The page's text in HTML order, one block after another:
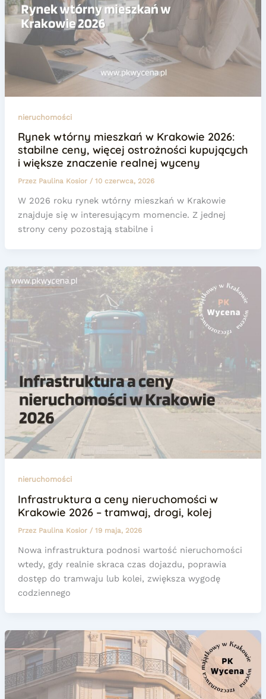
nieruchomości
Rynek wtórny mieszkań w Krakowie 2026:
stabilne ceny, więcej ostrożności kupujących
i większe znaczenie realnej wyceny
Przez Paulina Kosior / 10 czerwca, 2026
W 2026 roku rynek wtórny mieszkań w Krakowie
znajduje się w interesującym momencie. Z jednej
strony ceny pozostają stabilne i
nieruchomości
Infrastruktura a ceny nieruchomości w
Krakowie 2026 – tramwaj, drogi, kolej
Przez Paulina Kosior / 19 maja, 2026
Nowa infrastruktura podnosi wartość nieruchomości
wtedy, gdy realnie skraca czas dojazdu, poprawia
dostęp do tramwaju lub kolei, zwiększa wygodę
codziennego